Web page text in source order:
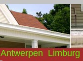
Antwerpen Limburg